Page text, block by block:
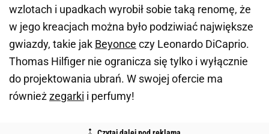
wzlotach i upadkach wyrobił sobie taką renomę, że
w jego kreacjach można było podziwiać największe
gwiazdy, takie jak Beyonce czy Leonardo DiCaprio.
Thomas Hilfiger nie ogranicza się tylko i wyłącznie
do projektowania ubrań. W swojej ofercie ma
równieżzegarki i perfumy!